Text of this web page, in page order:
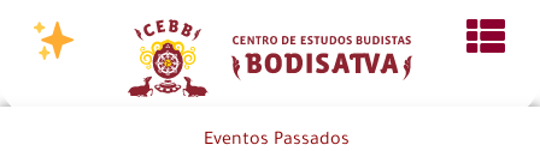
Eventos Passados